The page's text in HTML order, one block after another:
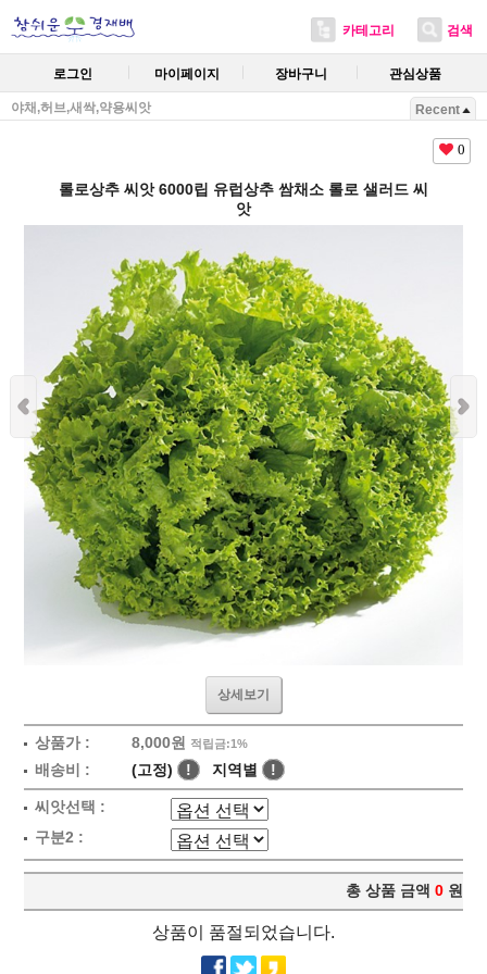
카테고리 검색
로그인 마이페이지 장바구니 관심상품
야채,허브,새싹,약용씨앗 Recent
0
롤로상추 씨앗 6000립 유럽상추 쌈채소 롤로 샐러드 씨
앗
상세보기
상품가 : 8,000원 적립금:1%
배송비 : (고정) ! 지역별 !
씨앗선택 :
구분2 :
총 상품 금액 0 원
상품이 품절되었습니다.